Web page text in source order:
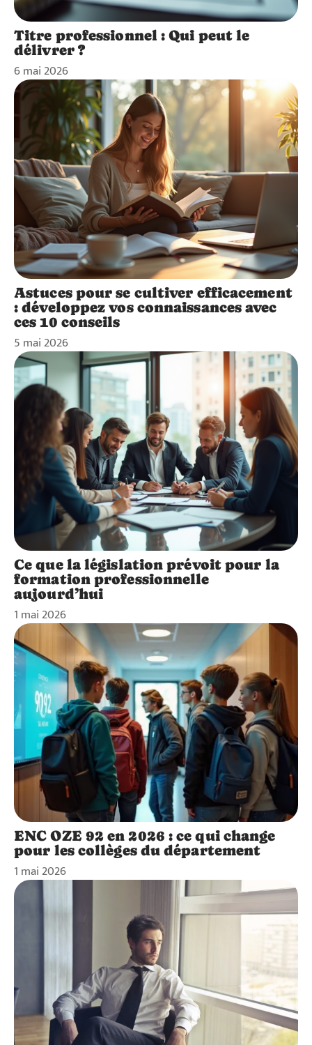
Titre professionnel : Qui peut le
délivrer ?
6 mai 2026
Astuces pour se cultiver efficacement
: développez vos connaissances avec
ces 10 conseils
5 mai 2026
Ce que la législation prévoit pour la
formation professionnelle
aujourd’hui
1 mai 2026
ENC OZE 92 en 2026 : ce qui change
pour les collèges du département
1 mai 2026